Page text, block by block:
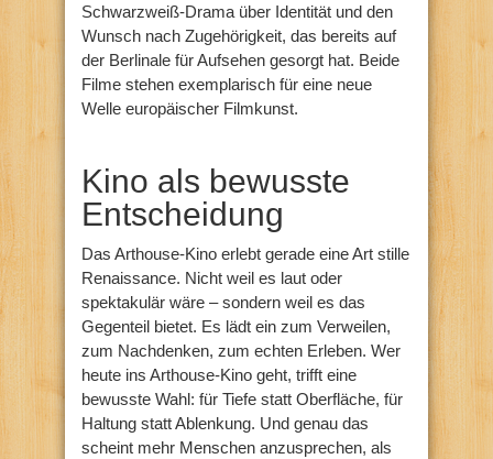
Schwarzweiß-Drama über Identität und den
Wunsch nach Zugehörigkeit, das bereits auf
der Berlinale für Aufsehen gesorgt hat. Beide
Filme stehen exemplarisch für eine neue
Welle europäischer Filmkunst.
Kino als bewusste
Entscheidung
Das Arthouse-Kino erlebt gerade eine Art stille
Renaissance. Nicht weil es laut oder
spektakulär wäre – sondern weil es das
Gegenteil bietet. Es lädt ein zum Verweilen,
zum Nachdenken, zum echten Erleben. Wer
heute ins Arthouse-Kino geht, trifft eine
bewusste Wahl: für Tiefe statt Oberfläche, für
Haltung statt Ablenkung. Und genau das
scheint mehr Menschen anzusprechen, als